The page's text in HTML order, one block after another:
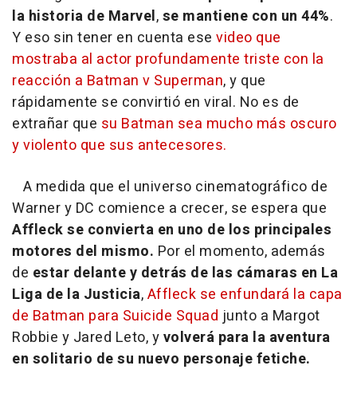
la historia de Marvel,se mantiene con un 44%.
Y eso sin tener en cuenta ese video que
mostraba al actor profundamente triste con la
reacción a Batman v Superman, y que
rápidamente se convirtió en viral. No es de
extrañar que su Batman sea mucho más oscuro
y violento que sus antecesores.
A medida que el universo cinematográfico de
Warner y DC comience a crecer, se espera que
Affleck se convierta en uno de los principales
motores del mismo. Por el momento, además
de estar delante y detrás de las cámaras en La
Liga de la Justicia,Affleck se enfundará la capa
de Batman para Suicide Squad junto a Margot
Robbie y Jared Leto, yvolverá para la aventura
en solitario de su nuevo personaje fetiche.